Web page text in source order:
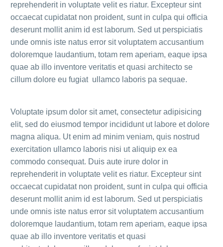
reprehenderit in voluptate velit es riatur. Excepteur sint
occaecat cupidatat non proident, sunt in culpa qui officia
deserunt mollit anim id est laborum. Sed ut perspiciatis
unde omnis iste natus error sit voluptatem accusantium
doloremque laudantium, totam rem aperiam, eaque ipsa
quae ab illo inventore veritatis et quasi architecto se
cillum dolore eu fugiat ullamco laboris pa sequae.
Voluptate ipsum dolor sit amet, consectetur adipisicing
elit, sed do eiusmod tempor incididunt ut labore et dolore
magna aliqua. Ut enim ad minim veniam, quis nostrud
exercitation ullamco laboris nisi ut aliquip ex ea
commodo consequat. Duis aute irure dolor in
reprehenderit in voluptate velit es riatur. Excepteur sint
occaecat cupidatat non proident, sunt in culpa qui officia
deserunt mollit anim id est laborum. Sed ut perspiciatis
unde omnis iste natus error sit voluptatem accusantium
doloremque laudantium, totam rem aperiam, eaque ipsa
quae ab illo inventore veritatis et quasi